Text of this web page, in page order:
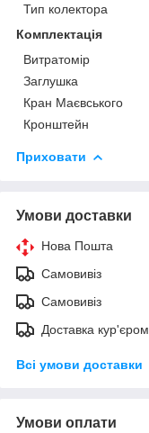
Тип колектора
Комплектація
Витратомір
Заглушка
Кран Маєвського
Кронштейн
Приховати
Умови доставки
Нова Пошта
Самовивіз
Самовивіз
Доставка кур'єром
Всі умови доставки
Умови оплати